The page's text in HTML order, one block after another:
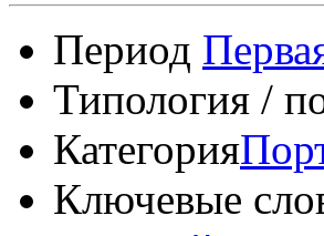
Период
Типология /
Категория
Ключевые